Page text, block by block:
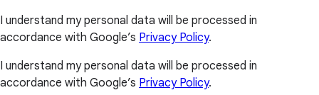
I understand my personal data will be processed in
accordance with Google’s Privacy Policy.
I understand my personal data will be processed in
accordance with Google’s Privacy Policy.